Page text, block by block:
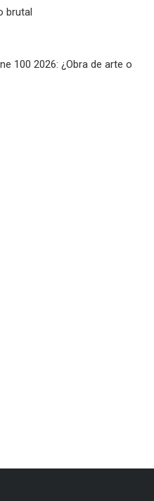
brutal
100 2026: ¿Obra de arte o